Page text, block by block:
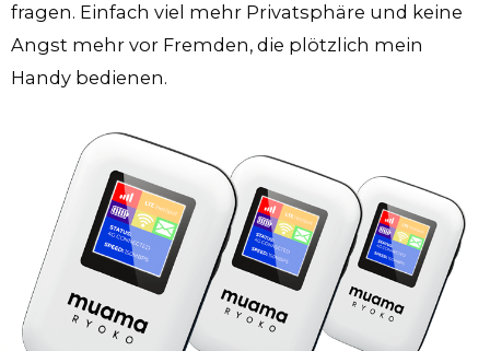
fragen. Einfach viel mehr Privatsphäre und keine
Angst mehr vor Fremden, die plötzlich mein
Handy bedienen.